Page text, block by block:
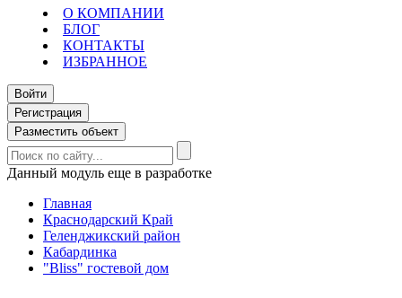
О КОМПАНИИ
БЛОГ
КОНТАКТЫ
ИЗБРАННОЕ
Войти
Регистрация
Разместить объект
Данный модуль еще в разработке
Главная
Краснодарский Край
Геленджикский район
Кабардинка
"Bliss" гостевой дом